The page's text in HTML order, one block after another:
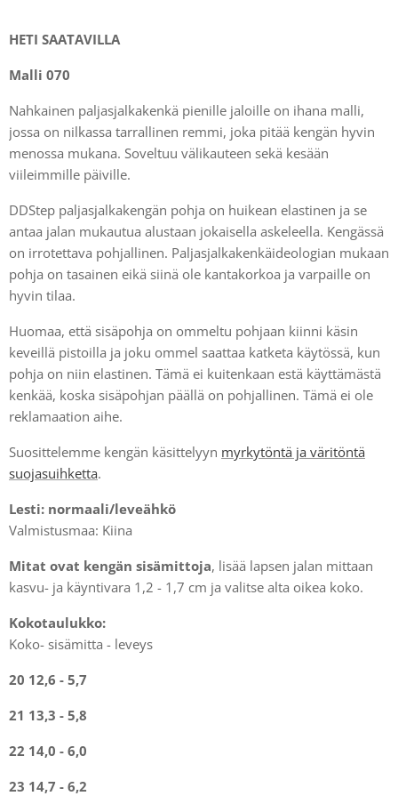
HETI SAATAVILLA
Malli 070
Nahkainen paljasjalkakenkä pienille jaloille on ihana malli,
jossa on nilkassa tarrallinen remmi, joka pitää kengän hyvin
menossa mukana. Soveltuu välikauteen sekä kesään
viileimmille päiville.
DDStep paljasjalkakengän pohja on huikean elastinen ja se
antaa jalan mukautua alustaan jokaisella askeleella. Kengässä
on irrotettava pohjallinen. Paljasjalkakenkäideologian mukaan
pohja on tasainen eikä siinä ole kantakorkoa ja varpaille on
hyvin tilaa.
Huomaa, että sisäpohja on ommeltu pohjaan kiinni käsin
keveillä pistoilla ja joku ommel saattaa katketa käytössä, kun
pohja on niin elastinen. Tämä ei kuitenkaan estä käyttämästä
kenkää, koska sisäpohjan päällä on pohjallinen. Tämä ei ole
reklamaation aihe.
Suosittelemme kengän käsittelyyn myrkytöntä ja väritöntä
suojasuihketta.
Lesti: normaali/leveähkö
Valmistusmaa: Kiina
Mitat ovat kengän sisämittoja, lisää lapsen jalan mittaan
kasvu- ja käyntivara 1,2 - 1,7 cm ja valitse alta oikea koko.
Kokotaulukko:
Koko- sisämitta - leveys
20 12,6 - 5,7
21 13,3 - 5,8
22 14,0 - 6,0
23 14,7 - 6,2